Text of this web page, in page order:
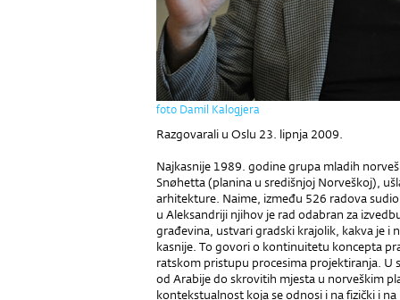
foto Damil Kalogjera
Razgovarali u Oslu 23. lipnja 2009.
Najkasnije 1989. godine grupa mladih
Snøhetta (planina u središnjoj Nor­veškoj),
arhi­tek­ture. Naime, između 526 radova
u Aleksandriji njihov je rad odab­ran za
gra­đevina, ustvari gradski krajolik, kakva je i
kasnije. To govori o kontinuitetu koncepta
ratskom pristupu pro­cesima projektiranja. U
od Arabije do skrovitih mjesta u norveškim
kontekstualnost koja se odnosi i na fizički i